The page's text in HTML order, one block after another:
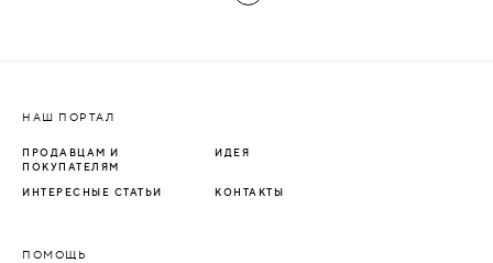
НАШ ПОРТАЛ
ПРОДАВЦАМ И
ПОКУПАТЕЛЯМ
ИДЕЯ
ИНТЕРЕСНЫЕ СТАТЬИ КОНТАКТЫ
ПОМОЩЬ